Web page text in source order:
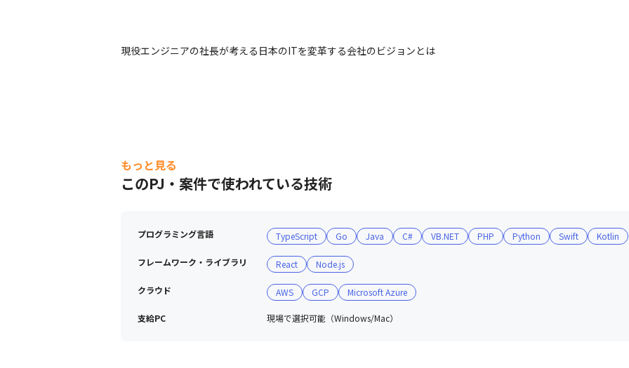
現役エンジニアの社長が考える日本のITを変革する会社のビジョンとは
もっと見る
このPJ・案件で使われている技術
プログラミング言語 TypeScript Go Java C# VB.NET PHP Python Swift Kotlin
フレームワーク・ライブラリ React Node.js
クラウド AWS GCP Microsoft Azure
支給PC 現場で選択可能（Windows/Mac）